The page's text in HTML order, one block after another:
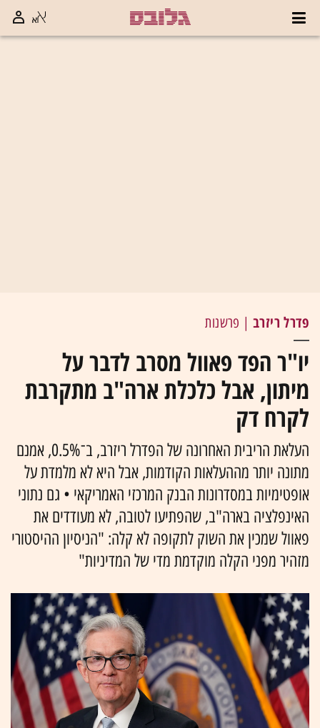
פדרל ריזרב | פרשנות
יו"ר הפד פאוול מסרב לדבר על
מיתון, אבל כלכלת ארה"ב מתקרבת
לקרח דק
העלאת הריבית האחרונה של הפדרל ריזרב, ב־0.5%, אמנם
מתונה יותר מההעלאות הקודמות, אבל היא לא מלמדת על
אופטימיות במסדרונות הבנק המרכזי האמריקאי • גם נתוני
האינפלציה בארה"ב, שהפתיעו לטובה, לא מעודדים את
פאוול שמכין את השוק לתקופה לא קלה: "הניסיון ההיסטורי
מזהיר מפני הקלה מוקדמת מדי של המדיניות"